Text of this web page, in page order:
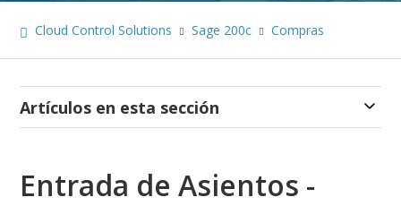
Cloud Control Solutions Sage 200c Compras
Artículos en esta sección
Entrada de Asientos -